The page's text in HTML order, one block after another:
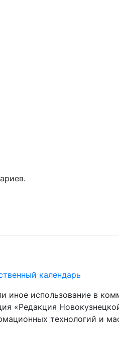
календарь
иное использование в
«Редакция
технологий и